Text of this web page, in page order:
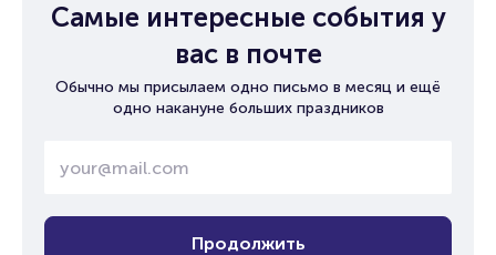
Самые интересные события у
вас в почте
Обычно мы присылаем одно письмо в месяц и ещё
одно накануне больших праздников
Продолжить